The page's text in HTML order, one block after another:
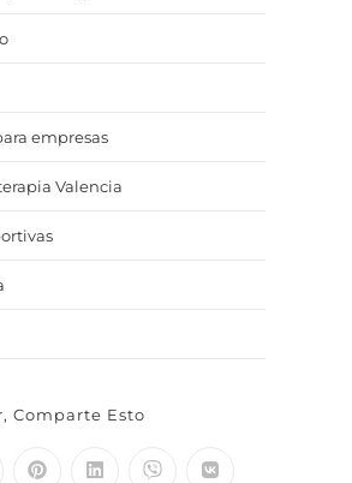
empresas
Valencia
Comparte Esto